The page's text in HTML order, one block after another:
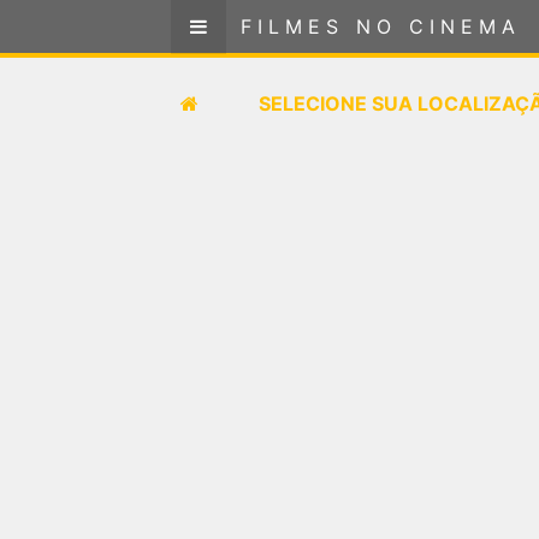
FILMES NO CINEMA
SELECIONE SUA
FILMES NO CINEMA
SELECIONE SUA LOCALIZAÇÃO